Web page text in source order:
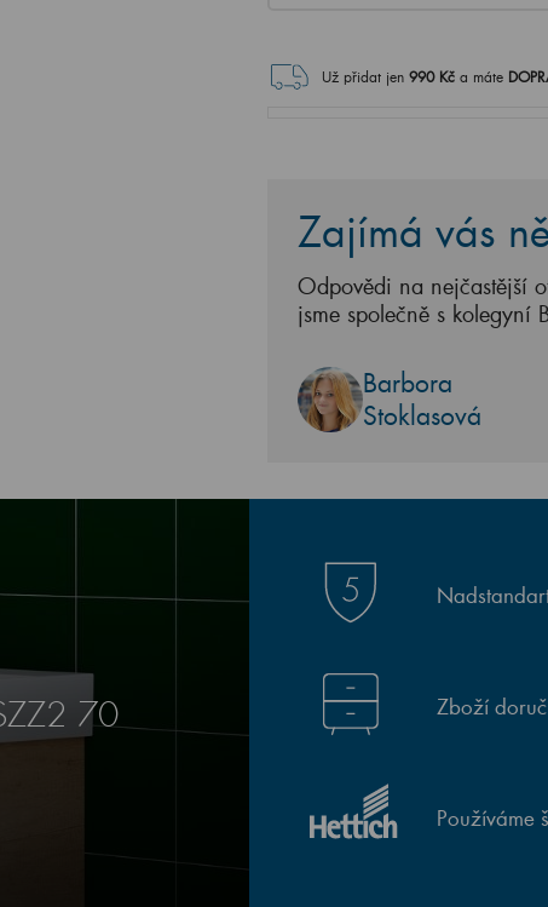
Už přidat jen 990Kč a máte
Zajímá vás
Odpovědi na nejčastější
jsme společně s kolegyní
Barbora
Stoklasová
70
Zboží
Používáme